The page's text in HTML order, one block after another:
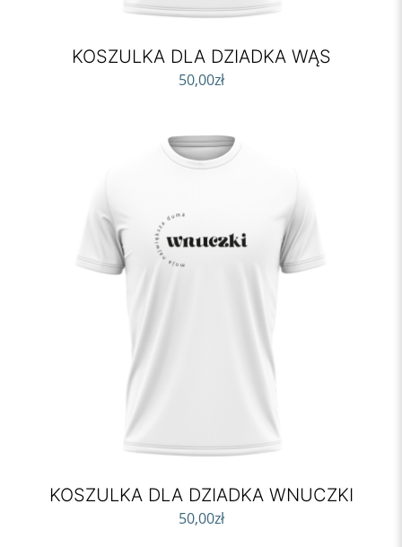
KOSZULKA DLA DZIADKA WĄS
50,00zł
KOSZULKA DLA DZIADKA WNUCZKI
50,00zł